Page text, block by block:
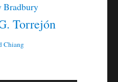
Bradbury
Torrejón
Chiang